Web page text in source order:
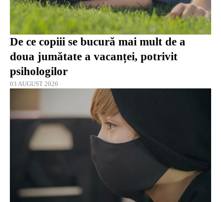
De ce copiii se bucură mai mult de a
doua jumătate a vacanței, potrivit
psihologilor
03 AUGUST 2026